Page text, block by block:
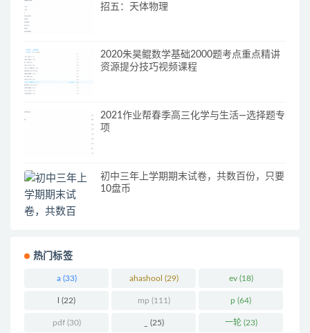
招五：天体物理
2020朱昊鲲数学基础2000题考点重点精讲
资源提分技巧视频课程
2021作业帮春季高三化学与生活—选择题专
项
初中三年上学期期末试卷，共数百份，只要
10盘币
热门标签
a(33) ahashool (29) ev(18)
(22) mp (111) p (64)
pdf(30) (25) 一轮(23)